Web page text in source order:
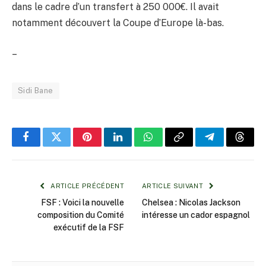
dans le cadre d’un transfert à 250 000€. Il avait
notamment découvert la Coupe d’Europe là-bas.
–
Sidi Bane
FacebookTwitterPinterestLinkedInWhatsApp
Copy
Telegram
ARTICLE PRÉCÉDENT
FSF : Voici la nouvelle
composition du Comité
exécutif de la FSF
ARTICLE SUIVANT
Chelsea : Nicolas Jackson
intéresse un cador espagnol